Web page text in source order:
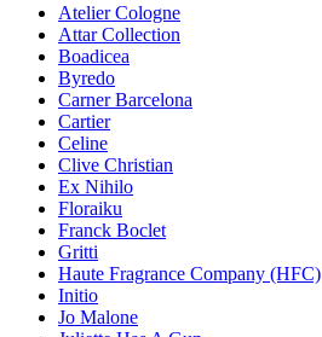
Atelier Cologne
Attar Collection
Boadicea
Byredo
Carner Barcelona
Cartier
Celine
Clive Christian
Ex Nihilo
Floraiku
Franck Boclet
Gritti
Haute Fragrance Company (HFC)
Initio
Jo Malone